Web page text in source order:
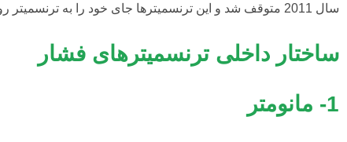
سال 2011 متوقف شد و این ترنسمیترها جای خود را به ترنسمیتر روزمونت 3051 داد .
ساختار داخلی ترنسمیترهای فشار
1- مانومتر